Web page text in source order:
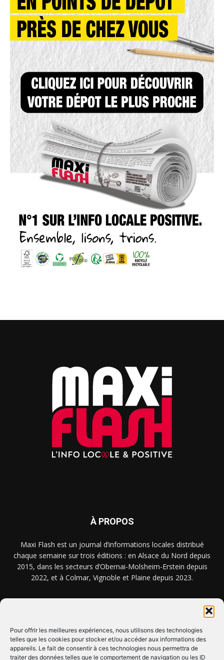
Pour offrir les meilleures expériences, nous utilisons des technologies
telles que les cookies pour stocker et/ou accéder aux informations des
appareils. Le fait de consentir à ces technologies nous permettra de
traiter des données telles que le comportement de navigation ou les ID
À PROPOS
Maxi Flash est un journal d’informations locales distribué
chaque semaine sur trois éditions : en Alsace du Nord depuis
2015, dans les secteurs d’Obernai-Molsheim-Erstein depuis
2022, et à Colmar, Vignoble et Plaine depuis 2023.
CLIQUEZ ICI !